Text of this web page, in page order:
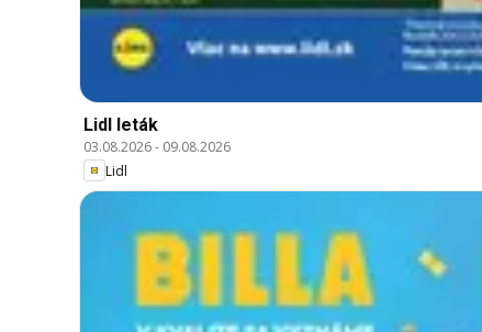
Lidl leták
03.08.2026- 09.08.2026
Lidl